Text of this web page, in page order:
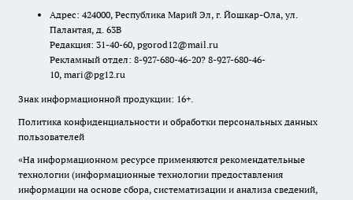
Адрес: 424000, Республика Марий Эл, г. Йошкар-Ола, ул.
Палантая, д. 63В
Редакция: 31-40-60, pgorod12@mail.ru
Рекламный отдел: 8-927-680-46-20? 8-927-680-46-
10, mari@pg12.ru
Знак информационной продукции: 16+.
Политика конфиденциальности и обработки персональных данных
пользователей
«На информационном ресурсе применяются рекомендательные
технологии (информационные технологии предоставления
информации на основе сбора, систематизации и анализа сведений,